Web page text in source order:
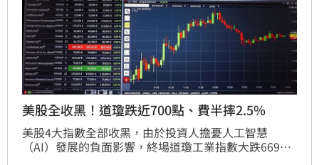
美股全收黑！道瓊跌近700點、費半摔2.5%
美股4大指數全部收黑，由於投資人擔憂人工智慧
（AI）發展的負面影響，終場道瓊工業指數大跌669